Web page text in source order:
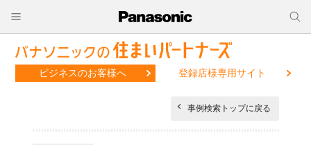
ビジネスのお客様へ 登録店様専用サイト
事例検索トップに戻る